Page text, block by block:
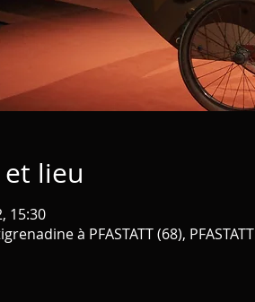
lieu
15:30
à PFASTATT (68), PFASTATT